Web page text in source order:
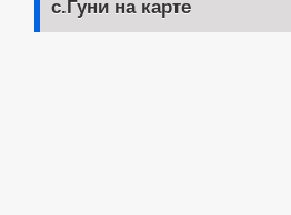
с.Гуни на карте